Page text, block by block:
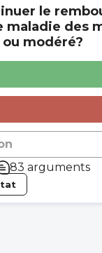
le
maladie des
ou modéré?
83 arguments